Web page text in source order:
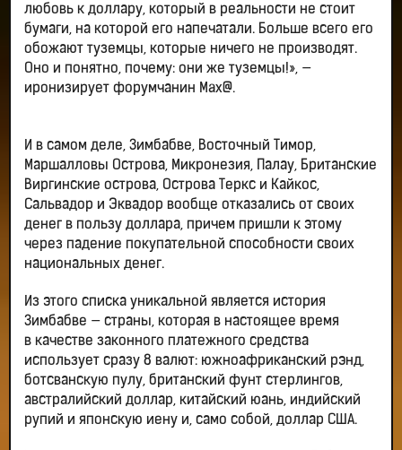
любовь к доллару, который в реальности не стоит
бумаги, на которой его напечатали. Больше всего его
обожают туземцы, которые ничего не производят.
Оно и понятно, почему: они же туземцы!», —
иронизирует форумчанин Max@.
И в самом деле, Зимбабве, Восточный Тимор,
Маршалловы Острова, Микронезия, Палау, Британские
Виргинские острова, Острова Теркс и Кайкос,
Сальвадор и Эквадор вообще отказались от своих
денег в пользу доллара, причем пришли к этому
через падение покупательной способности своих
национальных денег.
Из этого списка уникальной является история
Зимбабве — страны, которая в настоящее время
в качестве законного платежного средства
использует сразу 8 валют: южноафриканский рэнд,
ботсванскую пулу, британский фунт стерлингов,
австралийский доллар, китайский юань, индийский
рупий и японскую иену и, само собой, доллар США.